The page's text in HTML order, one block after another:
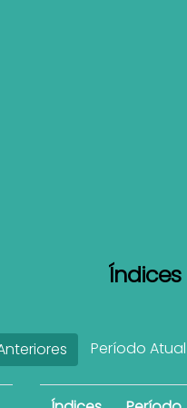
Índices
Período Atual